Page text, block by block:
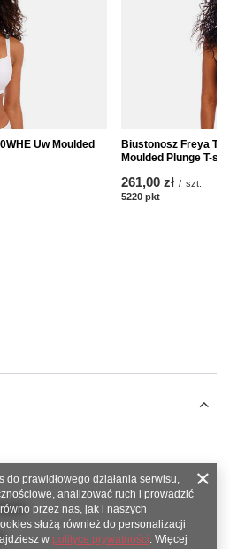
Uw Moulded
Biustonosz Freya
Moulded Plunge T-
261,00 zł / szt.
5220 pkt
do prawidłowego działania serwisu,
analizować ruch i prowadzić
przez nas, jak i naszych
służą również do personalizacji
w polityce prywatności. Więcej